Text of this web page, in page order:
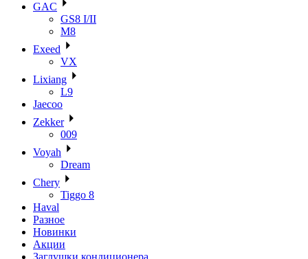
GAC
GS8 I/II
M8
Exeed
VX
Lixiang
L9
Jaecoo
Zekker
009
Voyah
Dream
Chery
Tiggo 8
Haval
Разное
Новинки
Акции
Заглушки кондиционера